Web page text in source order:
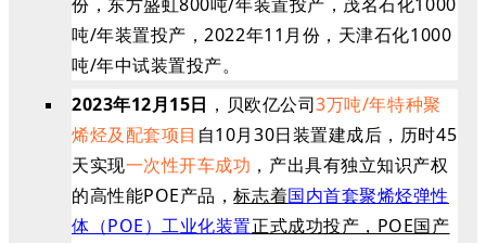
吨/年装置投产，2022年11月份，天津石化1000
吨/年中试装置投产。
2023年12月15日 ，贝欧亿公司3万吨/年特种聚
烯烃及配套项目 自10月30日装置建成后，历时45
天实现一次性开车成功 ，产出具有独立知识产权
的高性能POE产品，标志着国内首套聚烯烃弹性
体（POE）工业化装置正式成功投产，POE国产